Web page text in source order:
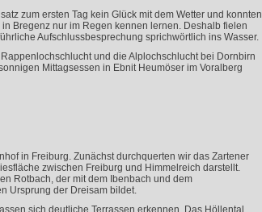
zum ersten Tag kein Glück mit dem Wetter und konnten
Bregenz nur im Regen kennen lernen. Deshalb fielen
Aufschlussbesprechung sprichwörtlich ins Wasser.
und die Alplochschlucht bei Dornbirn
Mittagsessen in Ebnit Heumöser im Voralberg
in Freiburg. Zunächst durchquerten wir das Zartener
zwischen Freiburg und Himmelreich darstellt.
Rotbach, der mit dem Ibenbach und dem
Ursprung der Dreisam bildet.
sich deutliche Terrassen erkennen. Das Höllental